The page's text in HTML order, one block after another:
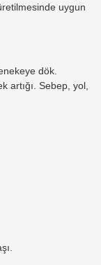
uygun
dök.
artığı. Sebep, yol,